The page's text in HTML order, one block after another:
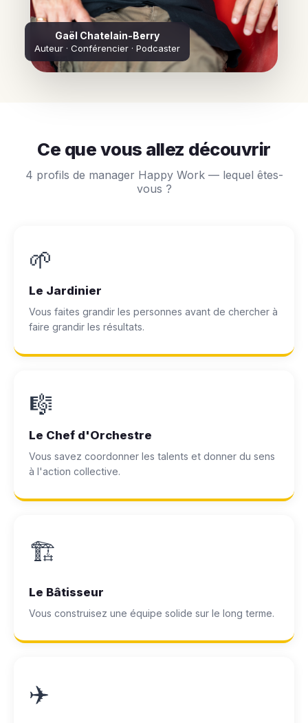
Gaël Chatelain-Berry
Auteur · Conférencier · Podcaster
Ce que vous allez découvrir
4 profils de manager Happy Work — lequel êtes-
vous ?
🌱
Le Jardinier
Vous faites grandir les personnes avant de chercher à
faire grandir les résultats.
🎼
Le Chef d'Orchestre
Vous savez coordonner les talents et donner du sens
à l'action collective.
🏗️
Le Bâtisseur
Vous construisez une équipe solide sur le long terme.
✈️